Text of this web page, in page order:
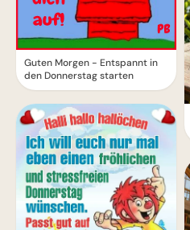
Guten Morgen - Entspannt in
den Donnerstag starten